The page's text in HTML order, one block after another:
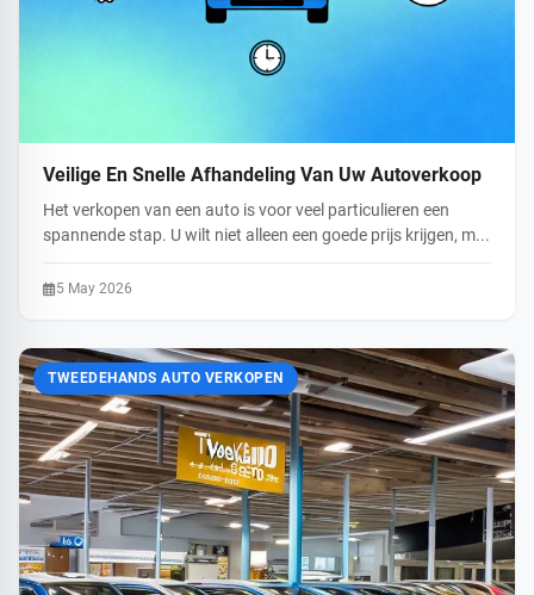
Veilige En Snelle Afhandeling Van Uw Autoverkoop
Het verkopen van een auto is voor veel particulieren een
spannende stap. U wilt niet alleen een goede prijs krijgen, m...
5 May 2026
TWEEDEHANDS AUTO VERKOPEN